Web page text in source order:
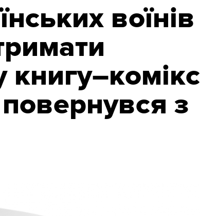
воїнів
книгу–комікс
з